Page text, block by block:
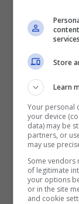
Juve
ali
50 milioni
rispetto a
Juve
anche in
Ronaldo
Store
Learn
Your personal
your device
data) may be
partners, or
may use
Some
of legitimate
your options
or in the site
and cookie